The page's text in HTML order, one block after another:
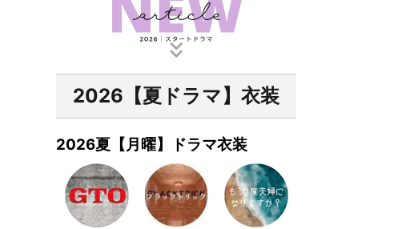
2026【夏ドラマ】衣装
2026夏【月曜】ドラマ衣装